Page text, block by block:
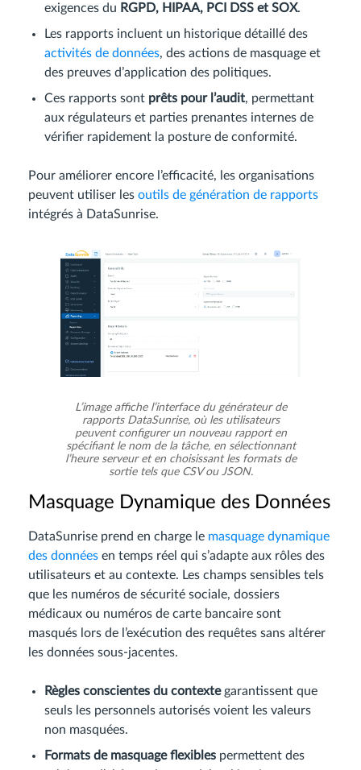
exigences du RGPD, HIPAA, PCI DSS et SOX.
Les rapports incluent un historique détaillé des
activités de données, des actions de masquage et
des preuves d’application des politiques.
Ces rapports sont prêts pour l’audit, permettant
aux régulateurs et parties prenantes internes de
vérifier rapidement la posture de conformité.
Pour améliorer encore l’efficacité, les organisations
peuvent utiliser les outils de génération de rapports
intégrés à DataSunrise.
L’image affiche l’interface du générateur de
rapports DataSunrise, où les utilisateurs
peuvent configurer un nouveau rapport en
spécifiant le nom de la tâche, en sélectionnant
l’heure serveur et en choisissant les formats de
sortie tels que CSV ou JSON.
Masquage Dynamique des Données
DataSunrise prend en charge le masquage dynamique
des données en temps réel qui s’adapte aux rôles des
utilisateurs et au contexte. Les champs sensibles tels
que les numéros de sécurité sociale, dossiers
médicaux ou numéros de carte bancaire sont
masqués lors de l’exécution des requêtes sans altérer
les données sous-jacentes.
Règles conscientes du contextegarantissent que
seuls les personnels autorisés voient les valeurs
non masquées.
Formats de masquage flexibles permettent des